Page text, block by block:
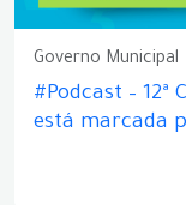
Governo Municipal
#Podcast –
está marcada